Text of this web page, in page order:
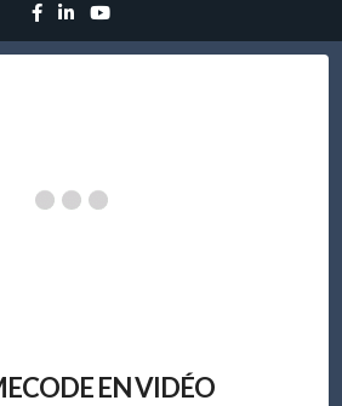
Facebook
LinkedinYouTube
EN VIDÉO